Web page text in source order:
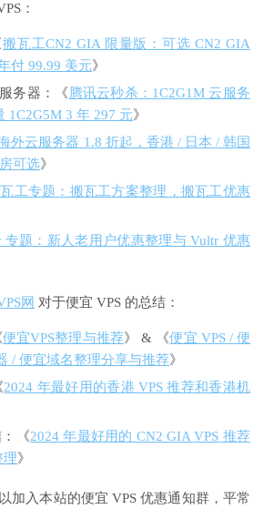
：
搬瓦工CN2 GIA 限量版：可选 CN2 GIA
付 99.99 美元》
务器：《 腾讯云秒杀：1C2G1M 云服务
1C2G5M 3 年 297 元》
外云服务器 1.8 折起，香港 / 日本 / 韩国
可选》
工专题：搬瓦工方案整理，搬瓦工优惠
专题：新人老用户优惠整理与 Vultr 优惠
网 对于便宜 VPS 的总结：
便宜VPS整理与推荐》 & 《便宜 VPS / 便
/ 便宜域名整理分享与推荐》
2024 年最好用的香港 VPS 推荐和香港机
《2024 年最好用的 CN2 GIA VPS 推荐
理》
加入本站的便宜 VPS 优惠通知群，平常